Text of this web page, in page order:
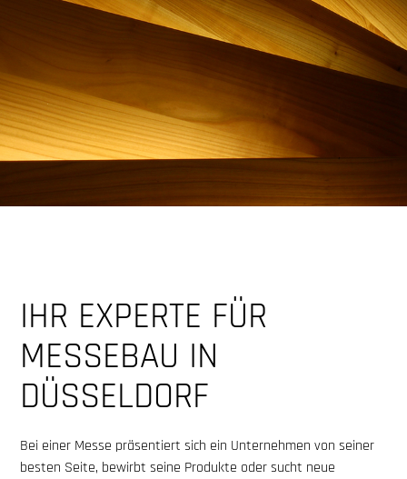
IHR EXPERTE FÜR
MESSEBAU IN
DÜSSELDORF
Bei einer Messe präsentiert sich ein Unternehmen von seiner
besten Seite, bewirbt seine Produkte oder sucht neue